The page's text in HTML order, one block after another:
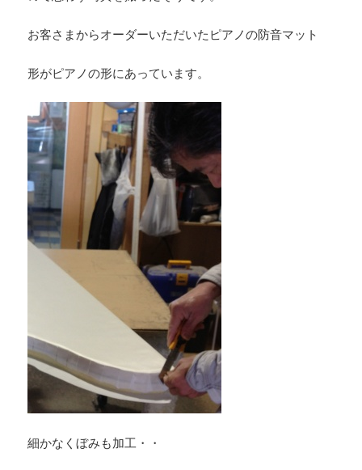
お客さまからオーダーいただいたピアノの防音マット
形がピアノの形にあっています。
細かなくぼみも加工・・